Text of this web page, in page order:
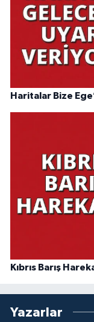
Haritalar Bize
Kıbrıs Barış
Yazarlar